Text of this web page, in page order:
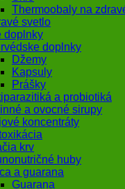
Thermoobaly na
svetlo
doplnky
doplnky
Džemy
Kapsuly
Prášky
a probiotiká
a ovocné sirupy
koncentráty
krv
huby
a guarana
Guarana